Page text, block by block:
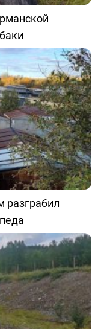
разграбил